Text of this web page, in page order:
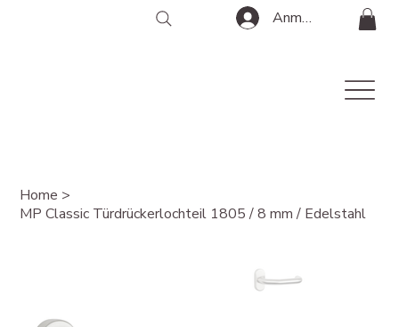
Anmelden
Home >
MP Classic Türdrückerlochteil 1805 / 8 mm / Edelstahl